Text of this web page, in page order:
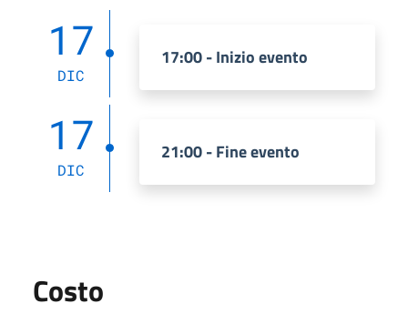
17
DIC
17:00 - Inizio evento
17
DIC
21:00 - Fine evento
Costo